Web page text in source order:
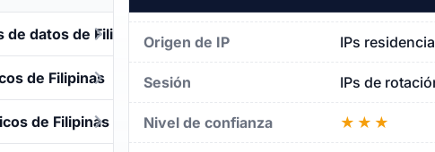
datos de Filipinas
de Filipinas
de Filipinas
Origen de IP IPs
Sesión IPs de
Nivel de confianza ★★★